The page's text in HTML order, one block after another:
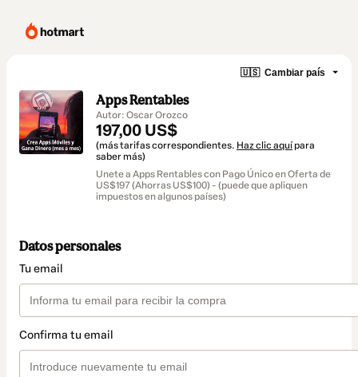
🇺🇸 Cambiar país
Apps Rentables
Autor: Oscar Orozco
197,00 US$
(más tarifas correspondientes. Haz clic aquí para
saber más)
Unete a Apps Rentables con Pago Único en Oferta de
US$197 (Ahorras US$100) - (puede que apliquen
impuestos en algunos países)
Datos personales
Tu email
Confirma tu email